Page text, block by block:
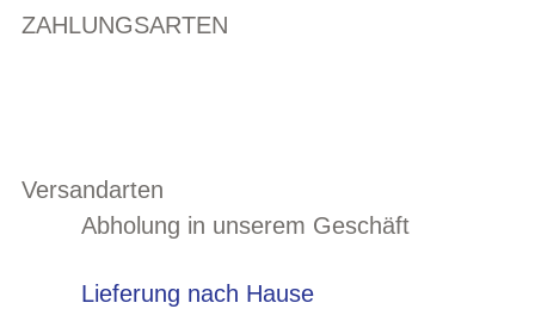
ZAHLUNGSARTEN
Versandarten
Abholung in unserem Geschäft
Lieferung nach Hause